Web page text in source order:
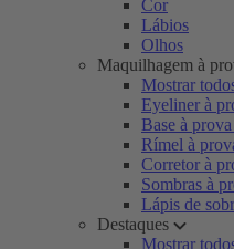
Cor
Lábios
Olhos
Maquilhagem à
Mostrar
Eyeliner à
Base à
Rímel à
Corretor à
Sombras à
Lápis de
Destaques
Mostrar